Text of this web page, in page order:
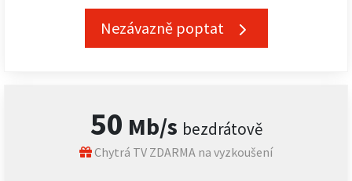
50 Mb/s bezdrátově
Chytrá TV ZDARMA na vyzkoušení
Nezávazně poptat